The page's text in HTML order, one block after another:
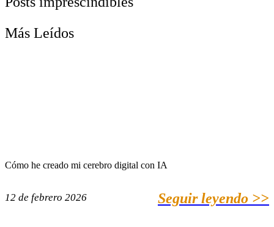
Más Leídos
Cómo he creado mi cerebro digital con IA
12 de febrero 2026 Seguir leyendo >>